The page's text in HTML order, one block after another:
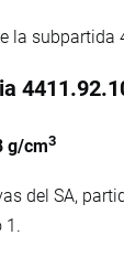
la subpartida
g/cm3
del SA,
1.